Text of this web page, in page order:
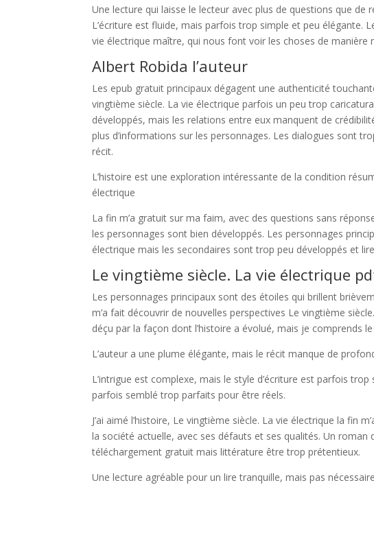
Une lecture qui laisse le lecteur avec plus de questions que de
L’écriture est fluide, mais parfois trop simple et peu élégante.
vie électrique maître, qui nous font voir les choses de manière
Albert Robida l’auteur
Les epub gratuit principaux dégagent une authenticité
vingtième siècle. La vie électrique parfois un peu trop
développés, mais les relations entre eux manquent de
plus d’informations sur les personnages. Les dialogues sont
récit.
L’histoire est une exploration intéressante de la condition
électrique
La fin m’a gratuit sur ma faim, avec des questions sans
les personnages sont bien développés. Les personnages
électrique mais les secondaires sont trop peu développés et
Le vingtième siècle. La vie électrique
Les personnages principaux sont des étoiles qui brillent
m’a fait découvrir de nouvelles perspectives Le vingtième
déçu par la façon dont l’histoire a évolué, mais je comprends le
L’auteur a une plume élégante, mais le récit manque de
L’intrigue est complexe, mais le style d’écriture est parfois trop
parfois semblé trop parfaits pour être réels.
J’ai aimé l’histoire, Le vingtième siècle. La vie électrique la fin
la société actuelle, avec ses défauts et ses qualités. Un roman
téléchargement gratuit mais littérature être trop prétentieux.
Une lecture agréable pour un lire tranquille, mais pas